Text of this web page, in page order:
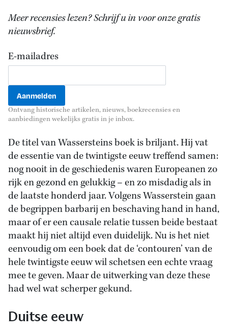
Meer recensies lezen? Schrijf u in voor onze gratis
nieuwsbrief.
E-mailadres
Ontvang historische artikelen, nieuws, boekrecensies en
aanbiedingen wekelijks gratis in je inbox.
De titel van Wassersteins boek is briljant. Hij vat
de essentie van de twintigste eeuw treffend samen:
nog nooit in de geschiedenis waren Europeanen zo
rijk en gezond en gelukkig – en zo misdadig als in
de laatste honderd jaar. Volgens Wasserstein gaan
de begrippen barbarij en beschaving hand in hand,
maar of er een causale relatie tussen beide bestaat
maakt hij niet altijd even duidelijk. Nu is het niet
eenvoudig om een boek dat de ‘contouren’ van de
hele twintigste eeuw wil schetsen een echte vraag
mee te geven. Maar de uitwerking van deze these
had wel wat scherper gekund.
Duitse eeuw